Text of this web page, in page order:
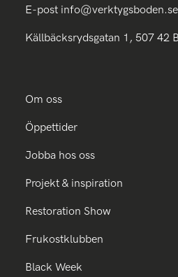
E-post info@verktygsboden.se
Källbäcksrydsgatan 1, 507 42
Om oss
Öppettider
Jobba hos oss
Projekt & inspiration
Restoration Show
Frukostklubben
Black Week